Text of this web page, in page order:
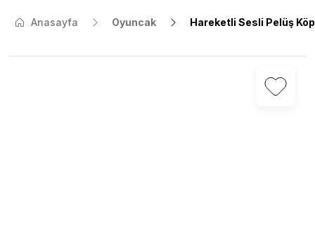
Anasayfa Oyuncak Hareketli Sesli Pelüş